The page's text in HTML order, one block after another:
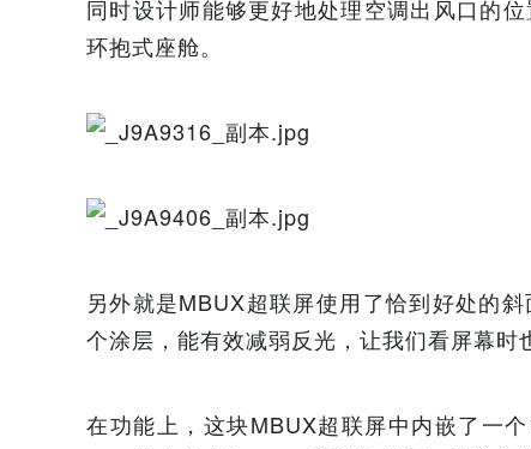
同时设计师能够更好地处理空调出风口的
环抱式座舱。
另外就是MBUX超联屏使用了恰到好处的
个涂层，能有效减弱反光，让我们看屏幕时
在功能上，这块MBUX超联屏中内嵌了一